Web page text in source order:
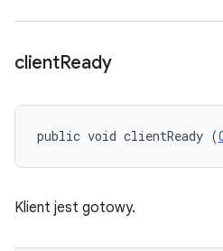
clientReady
public void clientReady (
Klient jest gotowy.